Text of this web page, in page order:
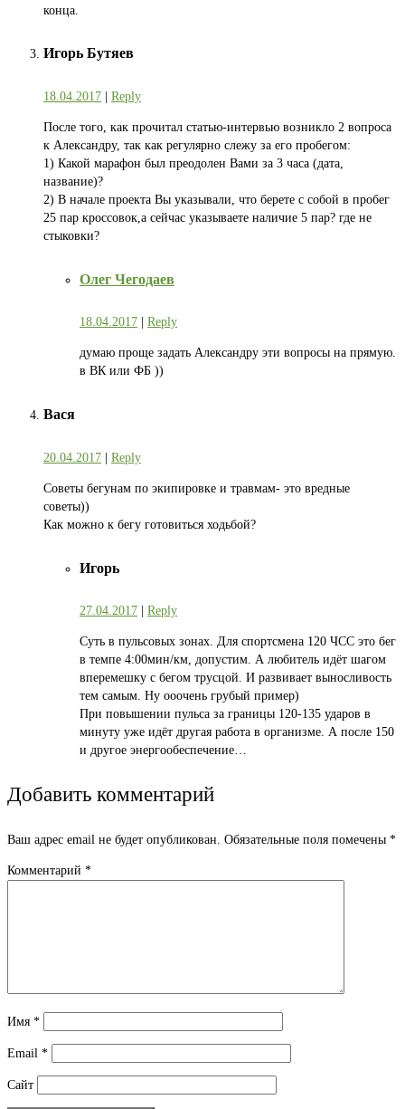
конца.
Игорь Бутяев
18.04.2017 Reply
После того, как прочитал статью-интервью возникло 2 вопроса
к Александру, так как регулярно слежу за его пробегом:
1) Какой марафон был преодолен Вами за 3 часа (дата,
название)?
2) В начале проекта Вы указывали, что берете с собой в пробег
25 пар кроссовок,а сейчас указываете наличие 5 пар? где не
стыковки?
Олег Чегодаев
18.04.2017 Reply
думаю проще задать Александру эти вопросы на прямую.
в ВК или ФБ ))
Вася
20.04.2017 Reply
Советы бегунам по экипировке и травмам- это вредные
советы))
Как можно к бегу готовиться ходьбой?
Игорь
27.04.2017 Reply
Суть в пульсовых зонах. Для спортсмена 120 ЧСС это бег
в темпе 4:00мин/км, допустим. А любитель идёт шагом
вперемешку с бегом трусцой. И развивает выносливость
тем самым. Ну ооочень грубый пример)
При повышении пульса за границы 120-135 ударов в
минуту уже идёт другая работа в организме. А после 150
и другое энергообеспечение…
Добавить комментарий
Ваш адрес email не будет опубликован. Обязательные поля помечены *
Комментарий *
Имя *
Email *
Сайт